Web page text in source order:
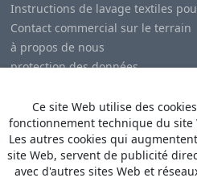
Instructions de lavage textiles
Contact commercial sur le terrain
à propos de nous
protection des données
© CopyrightHeino Büse MX
Ce site Web utilise des
fonctionnement technique du site
Les autres cookies qui
site Web, servent de publicité
avec d'autres sites Web et